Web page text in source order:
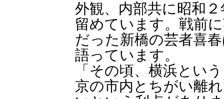
外観、内部共に昭和
留めています。戦前
だった新橋の芸者喜
語っています。
「その頃、横浜とい
京の市内とちがい離